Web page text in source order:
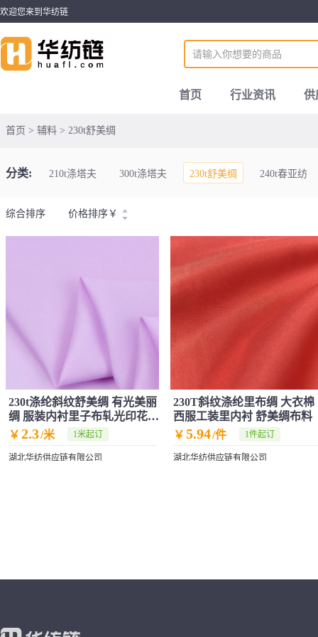
欢迎您来到华纺链
首页 行业资讯 供
首页 > 辅料 > 230t舒美绸
分类: 210t涤塔夫 300t涤塔夫 230t舒美绸 240t春亚纺
综合排序 价格排序 ￥
230t涤纶斜纹舒美绸 有光美丽
绸 服装内衬里子布轧光印花涂
层面料
￥ 2.3/米 1米起订
湖北华纺供应链有限公司
230T斜纹涤纶里布绸 大衣棉
西服工装里内衬 舒美绸布料
￥ 5.94/件 1件起订
湖北华纺供应链有限公司